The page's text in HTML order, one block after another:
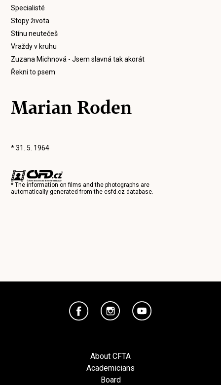
Specialisté
Stopy života
Stínu neutečeš
Vraždy v kruhu
Zuzana Michnová - Jsem slavná tak akorát
Řekni to psem
Marian Roden
* 31. 5. 1964
* The information on films and the photographs are
automatically generated from thecsfd.cz database.
About CFTA
Academicians
Board